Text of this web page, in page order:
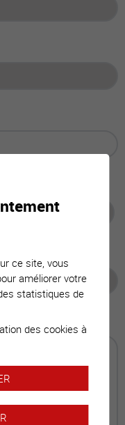
ce site, vous
améliorer votre
statistiques de
des cookies à